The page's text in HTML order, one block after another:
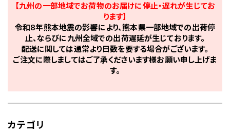
【九州の一部地域でお荷物のお届けに停止・遅れが生じてお
ります】
令和8年熊本地震の影響により、熊本県一部地域での出荷停
止、ならびに九州全域での出荷遅延が生じております。
配送に関しては通常より日数を要する場合がございます。
ご注文に際しましてはご了承くださいます様お願い申し上げま
す。
カテゴリ